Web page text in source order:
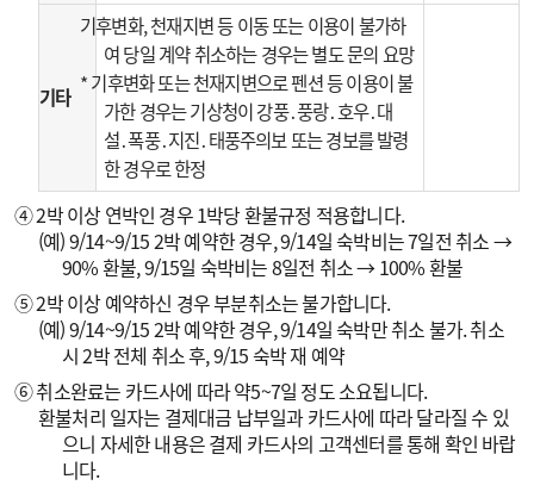
기타
기후변화, 천재지변 등 이동 또는 이용이 불가하
여 당일 계약 취소하는 경우는 별도 문의 요망
* 기후변화 또는 천재지변으로 펜션 등 이용이 불
가한 경우는 기상청이 강풍․풍랑․호우․대
설․폭풍․지진․태풍주의보 또는 경보를 발령
한 경우로 한정
④ 2박 이상 연박인 경우 1박당 환불규정 적용합니다.
(예) 9/14~9/15 2박 예약한 경우, 9/14일 숙박비는 7일전 취소 →
90% 환불, 9/15일 숙박비는 8일전 취소 → 100% 환불
⑤ 2박 이상 예약하신 경우 부분취소는 불가합니다.
(예) 9/14~9/15 2박 예약한 경우, 9/14일 숙박만 취소 불가. 취소
시 2박 전체 취소 후, 9/15 숙박 재 예약
⑥ 취소완료는 카드사에 따라 약5~7일 정도 소요됩니다.
환불처리 일자는 결제대금 납부일과 카드사에 따라 달라질 수 있
으니 자세한 내용은 결제 카드사의 고객센터를 통해 확인 바랍
니다.